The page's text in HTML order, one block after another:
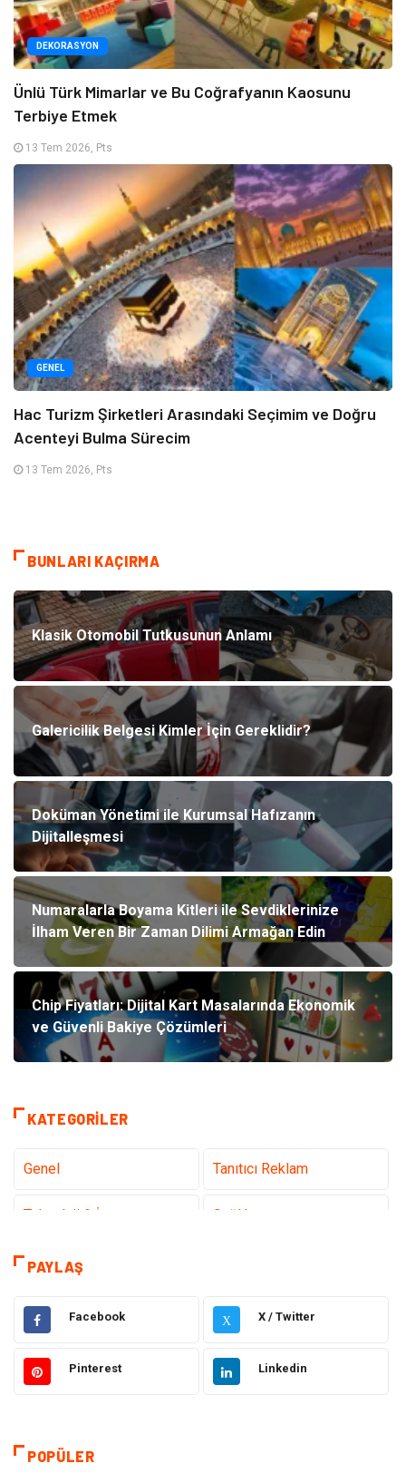
DEKORASYON
Ünlü Türk Mimarlar ve Bu Coğrafyanın Kaosunu
Terbiye Etmek
13 Tem 2026, Pts
GENEL
Hac Turizm Şirketleri Arasındaki Seçimim ve Doğru
Acenteyi Bulma Sürecim
13 Tem 2026, Pts
BUNLARI KAÇIRMA
Klasik Otomobil Tutkusunun Anlamı
Galericilik Belgesi Kimler İçin Gereklidir?
Doküman Yönetimi ile Kurumsal Hafızanın
Dijitalleşmesi
Numaralarla Boyama Kitleri ile Sevdiklerinize
İlham Veren Bir Zaman Dilimi Armağan Edin
Chip Fiyatları: Dijital Kart Masalarında Ekonomik
ve Güvenli Bakiye Çözümleri
KATEGORILER
Genel Tanıtıcı Reklam
Teknoloji & İnternet Sağlık
teknoloji
Hukuk Giyim
Elektronik Makine
Sağlıklı Yaşam
PAYLAŞ
Facebook X X / Twitter
Pinterest Linkedin
POPÜLER